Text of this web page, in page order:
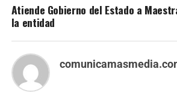
Atiende Gobierno del Estado a
la entidad